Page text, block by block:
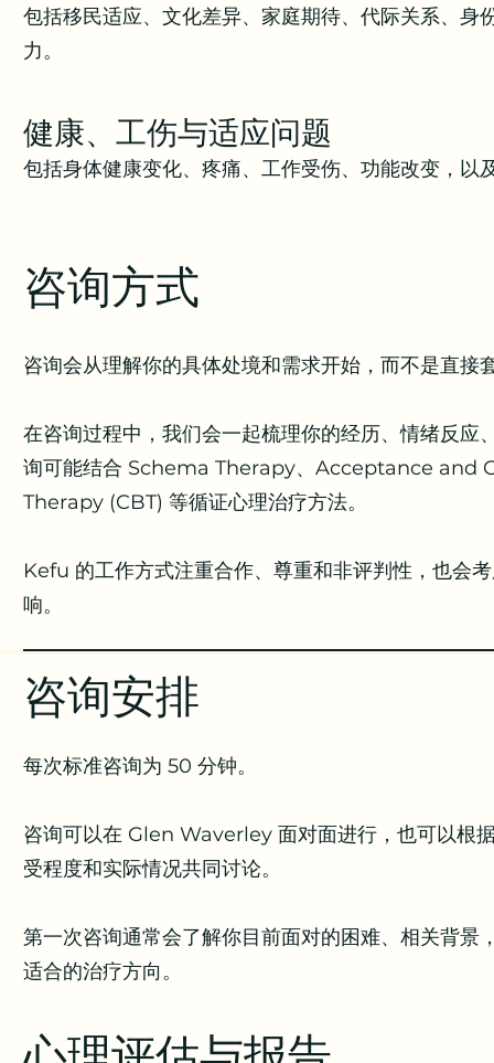
包括移民适应、文化差异、家庭期待、代际关系、
力。
健康、工伤与适应问题
包括身体健康变化、疼痛、工作受伤、功能改变，以
咨询方式
咨询会从理解你的具体处境和需求开始，而不是直接
在咨询过程中，我们会一起梳理你的经历、情绪反
询可能结合 Schema Therapy、Acceptance
Therapy (CBT) 等循证心理治疗方法。
Kefu 的工作方式注重合作、尊重和非评判性，也会
响。
咨询安排
​每次标准咨询为 50 分钟。
咨询可以在 Glen Waverley 面对面进行，也可以根
受程度和实际情况共同讨论。
第一次咨询通常会了解你目前面对的困难、相关背
适合的治疗方向。